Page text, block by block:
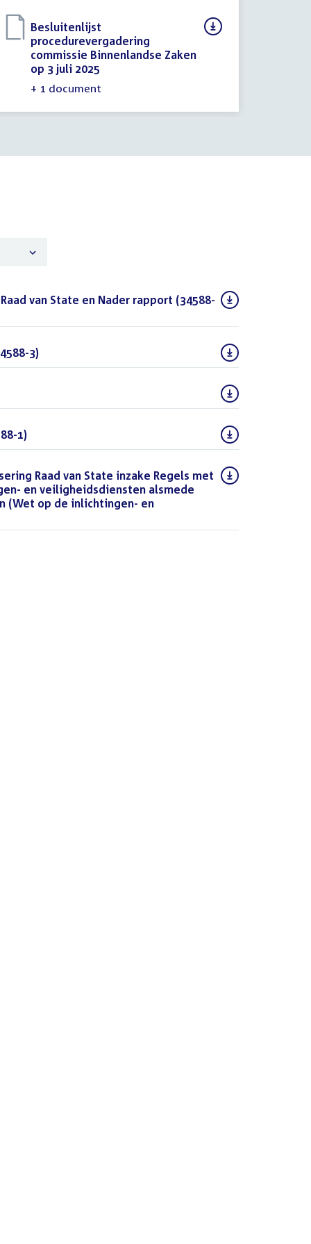
Download
bestand:
Besluitenlijst
procedurevergadering
commissie Binnenlandse Zaken
op 3 juli 2025
+ 1 document
van State en Nader rapport (34588-
3)
1)
Raad van State inzake Regels met
en veiligheidsdiensten alsmede
(Wet op de inlichtingen- en